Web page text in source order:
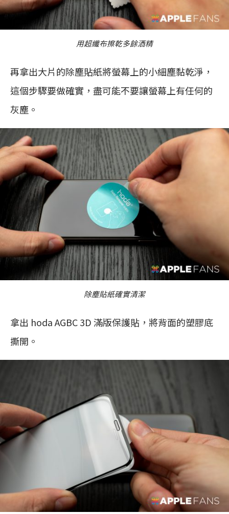
用超纖布擦乾多餘酒精
再拿出大片的除塵貼紙將螢幕上的小細塵黏乾淨，
這個步驟要做確實，盡可能不要讓螢幕上有任何的
灰塵。
除塵貼紙確實清潔
拿出 hoda AGBC 3D 滿版保護貼，將背面的塑膠底
撕開。